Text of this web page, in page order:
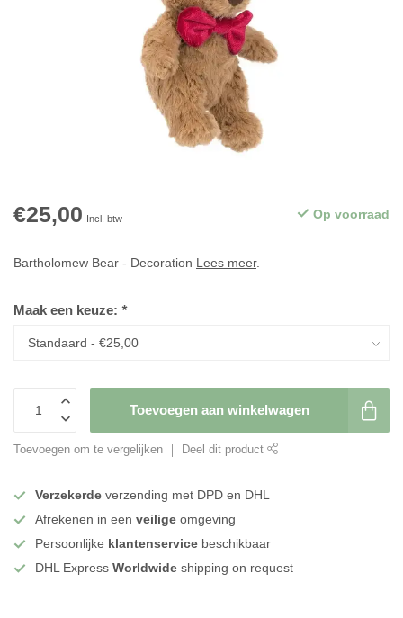
€25,00 Incl. btw Op voorraad
Bartholomew Bear - Decoration Lees meer.
Maak een keuze: *
Toevoegen aan winkelwagen
Toevoegen om te vergelijken Deel dit product
Verzekerde verzending met DPD en DHL
Afrekenen in een veilige omgeving
Persoonlijke klantenservice beschikbaar
DHL Express Worldwide shipping on request